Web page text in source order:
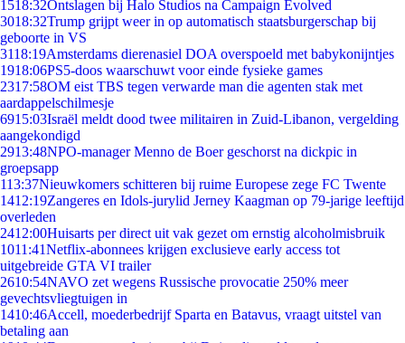
1518:32Ontslagen bij Halo Studios na Campaign Evolved
3018:32Trump grijpt weer in op automatisch staatsburgerschap bij
geboorte in VS
3118:19Amsterdams dierenasiel DOA overspoeld met babykonijntjes
1918:06PS5-doos waarschuwt voor einde fysieke games
2317:58OM eist TBS tegen verwarde man die agenten stak met
aardappelschilmesje
6915:03Israël meldt dood twee militairen in Zuid-Libanon, vergelding
aangekondigd
2913:48NPO-manager Menno de Boer geschorst na dickpic in
groepsapp
113:37Nieuwkomers schitteren bij ruime Europese zege FC Twente
1412:19Zangeres en Idols-jurylid Jerney Kaagman op 79-jarige leeftijd
overleden
2412:00Huisarts per direct uit vak gezet om ernstig alcoholmisbruik
1011:41Netflix-abonnees krijgen exclusieve early access tot
uitgebreide GTA VI trailer
2610:54NAVO zet wegens Russische provocatie 250% meer
gevechtsvliegtuigen in
1410:46Accell, moederbedrijf Sparta en Batavus, vraagt uitstel van
betaling aan